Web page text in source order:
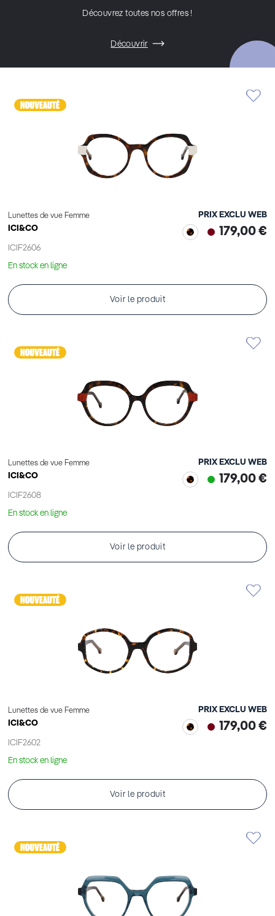
Découvrez toutes nos offres !
Découvrir
Lunettes de vue Femme
ICI&CO
ICIF2606
PRIX EXCLU WEB
179,00 €
En stock en ligne
Voir le produit
Lunettes de vue Femme
ICI&CO
ICIF2608
PRIX EXCLU WEB
179,00 €
En stock en ligne
Voir le produit
Lunettes de vue Femme
ICI&CO
ICIF2602
PRIX EXCLU WEB
179,00 €
En stock en ligne
Voir le produit